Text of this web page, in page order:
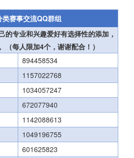
类赛事交流QQ群组
的专业和兴趣爱好有选择性的添加，
（每人限加4个，谢谢配合！）
894458534
1157022768
1034057247
672077940
1142088613
1049196755
601625823